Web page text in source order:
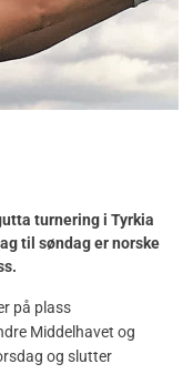
turnering i Tyrkia
til søndag er norske
på plass
Middelhavet og
og slutter